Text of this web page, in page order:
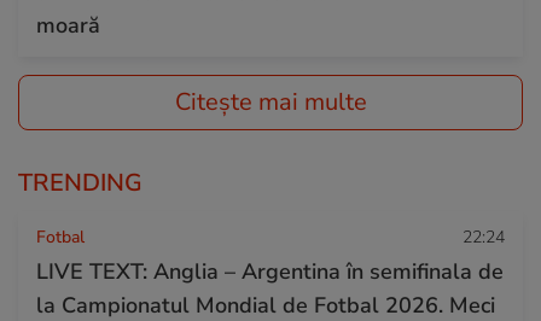
moară
Citește mai multe
TRENDING
Fotbal 22:24
LIVE TEXT: Anglia – Argentina în semifinala de
la Campionatul Mondial de Fotbal 2026. Meci